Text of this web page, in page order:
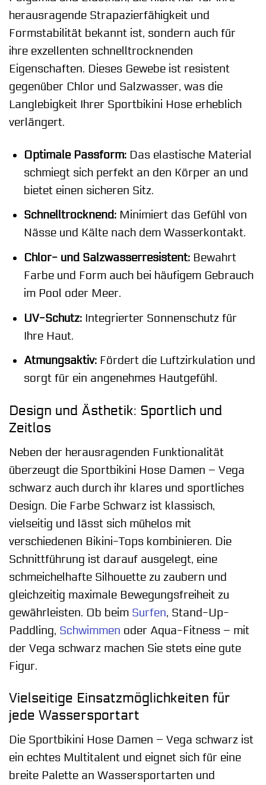
herausragende Strapazierfähigkeit und
Formstabilität bekannt ist, sondern auch für
ihre exzellenten schnelltrocknenden
Eigenschaften. Dieses Gewebe ist resistent
gegenüber Chlor und Salzwasser, was die
Langlebigkeit Ihrer Sportbikini Hose erheblich
verlängert.
Optimale Passform:Das elastische Material
schmiegt sich perfekt an den Körper an und
bietet einen sicheren Sitz.
Schnelltrocknend:Minimiert das Gefühl von
Nässe und Kälte nach dem Wasserkontakt.
Chlor- und Salzwasserresistent:Bewahrt
Farbe und Form auch bei häufigem Gebrauch
im Pool oder Meer.
UV-Schutz:Integrierter Sonnenschutz für
Ihre Haut.
Atmungsaktiv:Fördert die Luftzirkulation und
sorgt für ein angenehmes Hautgefühl.
Design und Ästhetik: Sportlich und
Zeitlos
Neben der herausragenden Funktionalität
überzeugt die Sportbikini Hose Damen – Vega
schwarz auch durch ihr klares und sportliches
Design. Die Farbe Schwarz ist klassisch,
vielseitig und lässt sich mühelos mit
verschiedenen Bikini-Tops kombinieren. Die
Schnittführung ist darauf ausgelegt, eine
schmeichelhafte Silhouette zu zaubern und
gleichzeitig maximale Bewegungsfreiheit zu
gewährleisten. Ob beim Surfen, Stand-Up-
Paddling, Schwimmen oder Aqua-Fitness – mit
der Vega schwarz machen Sie stets eine gute
Figur.
Vielseitige Einsatzmöglichkeiten für
jede Wassersportart
Die Sportbikini Hose Damen – Vega schwarz ist
ein echtes Multitalent und eignet sich für eine
breite Palette an Wassersportarten und